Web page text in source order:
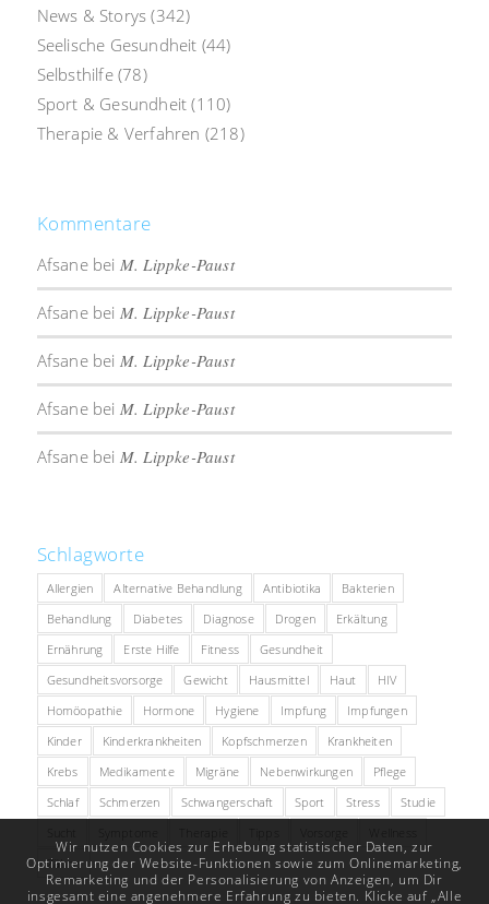
News & Storys (342)
Seelische Gesundheit (44)
Selbsthilfe(78)
Sport & Gesundheit (110)
Therapie & Verfahren (218)
Kommentare
Afsanebei M. Lippke-Paust
Afsanebei M. Lippke-Paust
Afsanebei M. Lippke-Paust
Afsanebei M. Lippke-Paust
Afsanebei M. Lippke-Paust
Schlagworte
Allergien Alternative Behandlung Antibiotika
Bakterien
Behandlung
Diabetes Diagnose Drogen
Erkältung
Ernährung
Erste Hilfe Fitness
Gesundheit
Gesundheitsvorsorge
Gewicht Hausmittel Haut
HIV
Homöopathie
Hormone Hygiene Impfung
Impfungen
Kinder
Kinderkrankheiten Kopfschmerzen
Krankheiten
Krebs
Medikamente Migräne Nebenwirkungen
Pflege
Schlaf
Schmerzen Schwangerschaft Sport Stress
Studie
Zähne
Wir nutzen Cookies zur Erhebung statistischer Daten, zur
Optimierung der Website-Funktionen sowie zum Onlinemarketing,
Remarketing und der Personalisierung von Anzeigen, um Dir
insgesamt eine angenehmere Erfahrung zu bieten. Klicke auf „Alle